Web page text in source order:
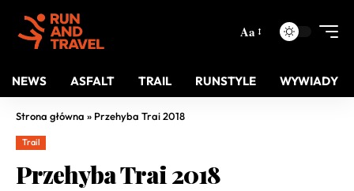
Aa
NEWS ASFALT TRAIL RUNSTYLE WYWIADY
Strona główna » Przehyba Trai 2018
Trail
Przehyba Trai 2018